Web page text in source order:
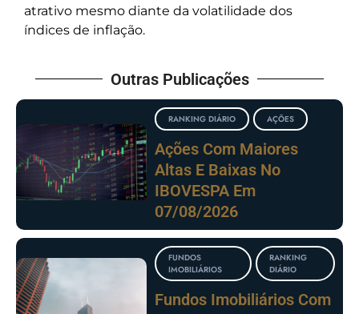
atrativo mesmo diante da volatilidade dos
índices de inflação.
Outras Publicações
RANKING DIÁRIO AÇÕES
Ações Com Maiores
Altas E Baixas No
IBOVESPA Em
07/08/2026
FUNDOS
IMOBILIÁRIOS
RANKING
DIÁRIO
Fundos Imobiliários Com